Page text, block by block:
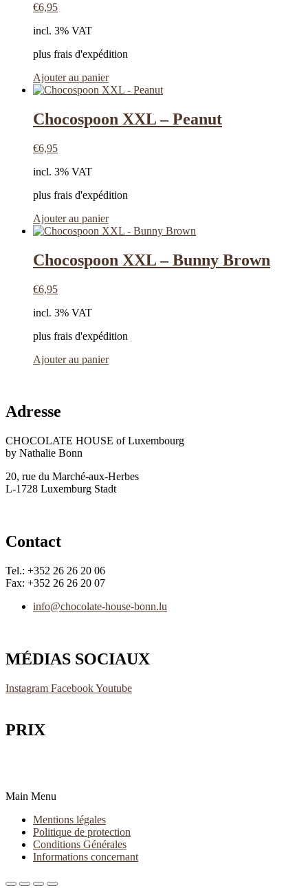
€6,95
incl. 3% VAT
plus frais d'expédition
Ajouter au panier
Chocospoon XXL – Peanut
€6,95
incl. 3% VAT
plus frais d'expédition
Ajouter au panier
Chocospoon XXL – Bunny Brown
€6,95
incl. 3% VAT
plus frais d'expédition
Ajouter au panier
Adresse
CHOCOLATE HOUSE of Luxembourg
by Nathalie Bonn
20, rue du Marché-aux-Herbes
L-1728 Luxemburg Stadt
Contact
Tel.: +352 26 26 20 06
Fax: +352 26 26 20 07
info@chocolate-house-bonn.lu
MÉDIAS SOCIAUX
Instagram FacebookYoutube
PRIX
Main Menu
Mentions légales
Politique de protection
Conditions Générales
Informations concernant